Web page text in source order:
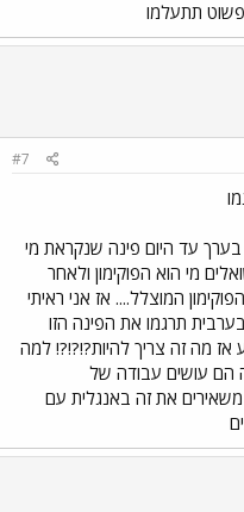
פשוט תתעלמו
#7
עד היום פינה שנקראת מי
מי הוא הפוקימון ולאחר
המוצלל.... אז אני ראיתי
בערבית תרגמו את הפינה הזו
מה זה צריך להיות?!?!?! למה
הם עושים עבודה של
משאירים את זה באנגלית עם